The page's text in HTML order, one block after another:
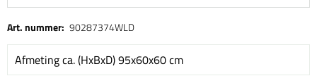
Art. nummer: 90287374WLD
Afmeting ca. (HxBxD) 95x60x60 cm